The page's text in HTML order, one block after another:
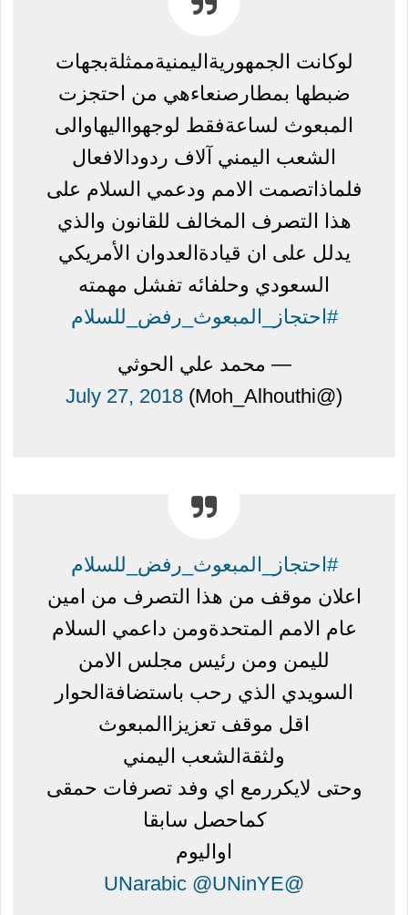
لوكانت الجمهوريةاليمنيةممثلةبجهات
ضبطها بمطارصنعاءهي من احتجزت
المبعوث لساعةفقط لوجهوااليهاوالى
الشعب اليمني آلاف ردودالافعال
فلماذاتصمت الامم ودعمي السلام على
هذا التصرف المخالف للقانون والذي
يدلل على ان قيادةالعدوان الأمريكي
السعودي وحلفائه تفشل مهمته
#احتجاز_المبعوث_رفض_للسلام
— محمد علي الحوثي
(@Moh_Alhouthi)
July 27, 2018
#احتجاز_المبعوث_رفض_للسلام
اعلان موقف من هذا التصرف من امين
عام الامم المتحدةومن داعمي السلام
لليمن ومن رئيس مجلس الامن
السويدي الذي رحب باستضافةالحوار
اقل موقف تعزيزاالمبعوث
ولثقةالشعب اليمني
وحتى لايكررمع اي وفد تصرفات حمقى
كماحصل سابقا
اواليوم
@UNarabic
@UNinYE